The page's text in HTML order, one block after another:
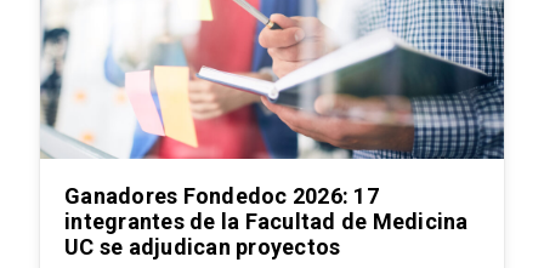
Ganadores Fondedoc 2026: 17
integrantes de la Facultad de Medicina
UC se adjudican proyectos